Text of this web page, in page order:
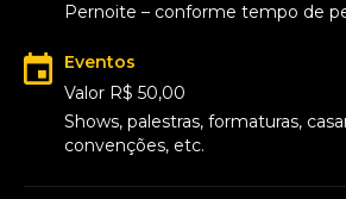
Pernoite – conforme tempo de
Eventos
Valor R$ 50,00
Shows, palestras, formaturas,
convenções, etc.